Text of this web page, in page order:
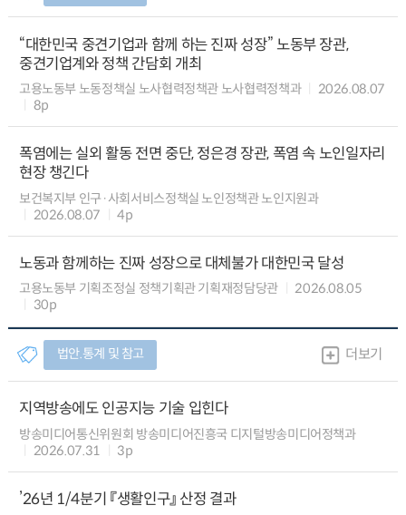
“대한민국 중견기업과 함께 하는 진짜 성장” 노동부 장관,
중견기업계와 정책 간담회 개최
고용노동부 노동정책실 노사협력정책관 노사협력정책과
2026.08.07
8p
폭염에는 실외 활동 전면 중단, 정은경 장관, 폭염 속 노인일자리
현장 챙긴다
보건복지부 인구·사회서비스정책실 노인정책관 노인지원과
2026.08.07
4p
노동과 함께하는 진짜 성장으로 대체불가 대한민국 달성
고용노동부 기획조정실 정책기획관 기획재정담당관
2026.08.05
30p
법안.통계 및 참고 더보기
지역방송에도 인공지능 기술 입힌다
방송미디어통신위원회 방송미디어진흥국 디지털방송미디어정책과
2026.07.31
3p
’26년 1/4분기 『생활인구』 산정 결과